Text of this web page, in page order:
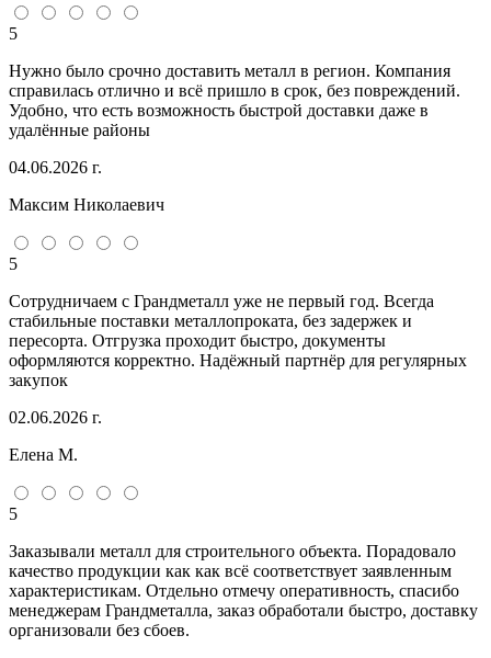
5
Нужно было срочно доставить металл в регион. Компания
справилась отлично и всё пришло в срок, без повреждений.
Удобно, что есть возможность быстрой доставки даже в
удалённые районы
04.06.2026 г.
Максим Николаевич
5
Сотрудничаем с Грандметалл уже не первый год. Всегда
стабильные поставки металлопроката, без задержек и
пересорта. Отгрузка проходит быстро, документы
оформляются корректно. Надёжный партнёр для регулярных
закупок
02.06.2026 г.
Елена М.
5
Заказывали металл для строительного объекта. Порадовало
качество продукции как как всё соответствует заявленным
характеристикам. Отдельно отмечу оперативность, спасибо
менеджерам Грандметалла, заказ обработали быстро, доставку
организовали без сбоев.